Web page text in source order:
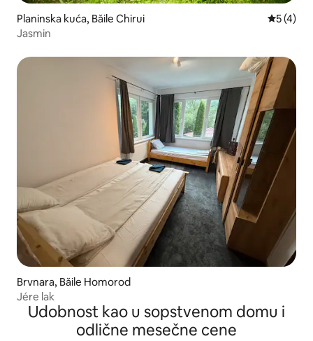
Planinska kuća, Băile Chirui
5 (4)
Jasmin
Brvnara, Băile Homorod
Jére lak
Udobnost kao u sopstvenom domu i
odlične mesečne cene